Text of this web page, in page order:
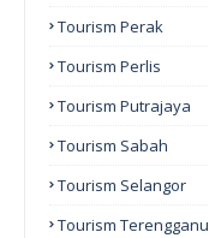
Tourism Perak
Tourism Perlis
Tourism Putrajaya
Tourism Sabah
Tourism Selangor
Tourism Terengganu